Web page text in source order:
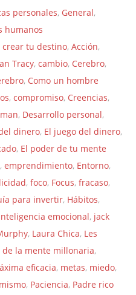
personales, General,
humanos
crear tu destino,Acción,
Tracy,cambio, Cerebro,
, Como un hombre
,compromiso, Creencias,
, Desarrollo personal,
dinero, El juego del dinero,
, El poder de tu mente
,emprendimiento, Entorno,
,foco, Focus,fracaso,
para invertir, Hábitos,
emocional, jack
, Laura Chica, Les
de la mente millonaria,
eficacia, metas, miedo,
, Paciencia, Padre rico